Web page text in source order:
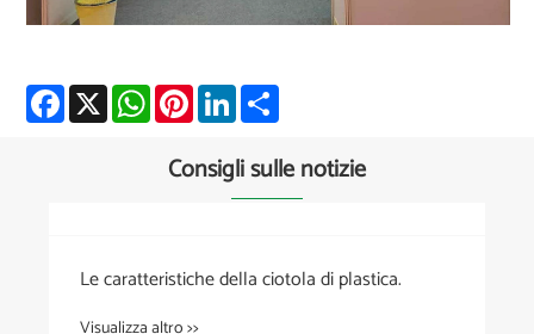
Facebook
X WhatsAppPinterestLinkedIn
Consigli sulle notizie